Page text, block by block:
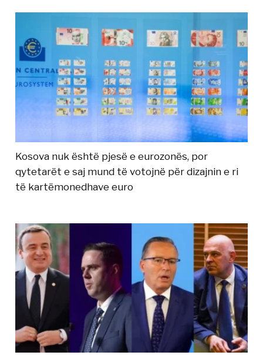
Kosova nuk është pjesë e eurozonës, por
qytetarët e saj mund të votojnë për dizajnin e ri
të kartëmonedhave euro